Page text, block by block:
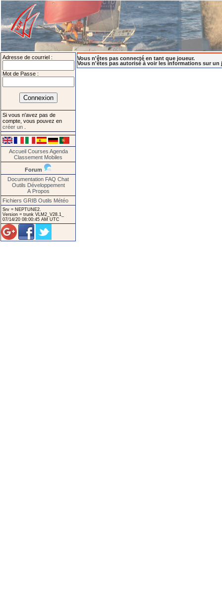
Adresse de courriel :
Mot de Passe :
Si vous n'avez pas de
compte, vous pouvez en
créer un
Accueil Courses Agenda
Classement Mobiles
Forum
Documentation FAQ Chat
Outils Développement
A Propos
Fichiers GRIB Outils Météo
Srv = NEPTUNE2.
Version = trunk VLM2_V28.1_
07/14/20 08:00:45 AM UTC
Vous n'êtes pas connecté en tant que joueur.
Vous n'êtes pas autorisé à voir les informations sur un